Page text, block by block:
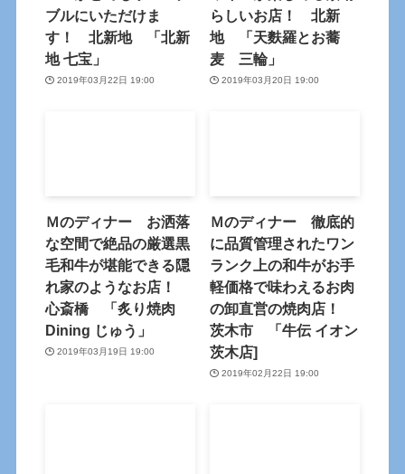
ブルにいただけま
す！ 北新地 「北新
地 七宝」
2019年03月22日 19:00
らしいお店！ 北新
地 「天麩羅とお蕎
麦 三輪」
2019年03月20日 19:00
Ｍのディナー お洒落
な空間で絶品の厳選黒
毛和牛が堪能できる隠
れ家のようなお店！
心斎橋 「炙り焼肉
Dining じゅう」
2019年03月19日 19:00
Ｍのディナー 徹底的
に品質管理されたワン
ランク上の和牛がお手
軽価格で味わえるお肉
の卸直営の焼肉店！
茨木市 「牛伝 イオン
茨木店]
2019年02月22日 19:00